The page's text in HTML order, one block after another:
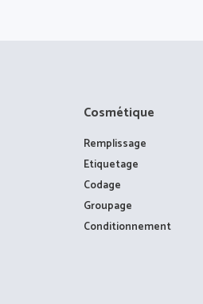
Cosmétique
Remplissage
Etiquetage
Codage
Groupage
Conditionnement